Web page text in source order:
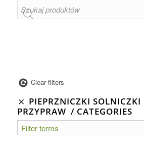
Clear filters
PIEPRZNICZKI SOLNICZKI
PRZYPRAW
CATEGORIES